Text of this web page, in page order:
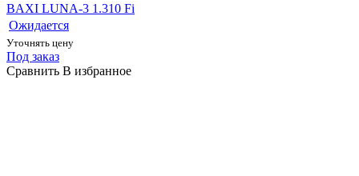
BAXI LUNA-3 1.310 Fi
Ожидается
Уточнять цену
Под заказ
Сравнить В избранное